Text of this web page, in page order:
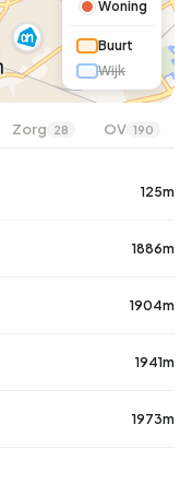
Woning
Buurt
Wijk
Zorg 28 OV 190
125m
1886m
1904m
1941m
1973m